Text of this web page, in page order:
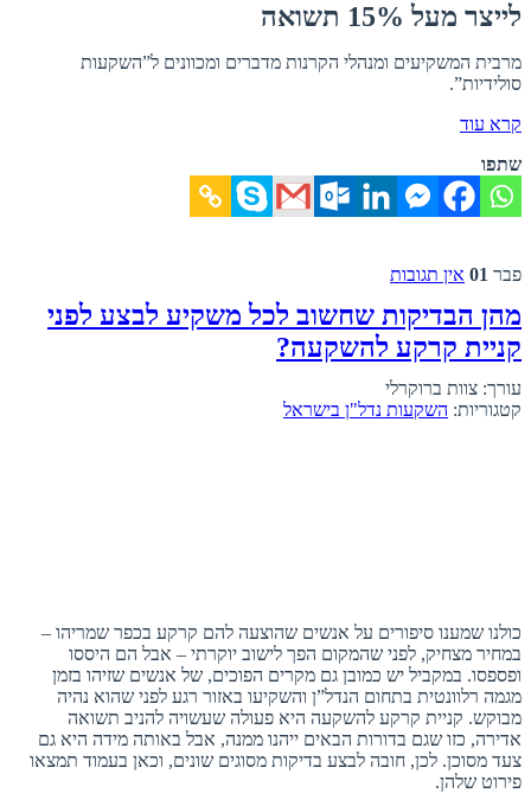
לייצר מעל 15% תשואה
מרבית המשקיעים ומנהלי הקרנות מדברים ומכוונים ל”השקעות
סולידיות”.
קרא עוד
שתפו
פבר 01 אין תגובות
מהן הבדיקות שחשוב לכל משקיע לבצע לפני
קניית קרקע להשקעה?
עורך: צוות ברוקרלי
קטגוריות: השקעות נדל"ן בישראל
כולנו שמענו סיפורים על אנשים שהוצעה להם קרקע בכפר שמריהו –
במחיר מצחיק, לפני שהמקום הפך לישוב יוקרתי – אבל הם היססו
ופספסו. במקביל יש כמובן גם מקרים הפוכים, של אנשים שזיהו בזמן
מגמה רלוונטית בתחום הנדל”ן והשקיעו באזור רגע לפני שהוא נהיה
מבוקש. קניית קרקע להשקעה היא פעולה שעשויה להניב תשואה
אדירה, כזו שגם בדורות הבאים ייהנו ממנה, אבל באותה מידה היא גם
צעד מסוכן. לכן, חובה לבצע בדיקות מסוגים שונים, וכאן בעמוד תמצאו
פירוט שלהן.